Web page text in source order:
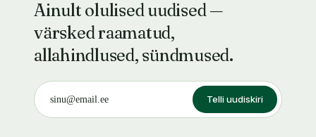
Ainult olulised uudised —
värsked raamatud,
allahindlused, sündmused.
Telli uudiskiri